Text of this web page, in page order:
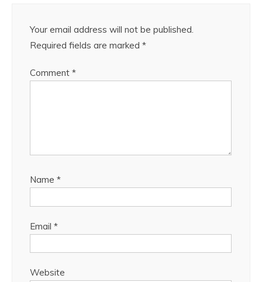
Your email address will not be published.
Required fields are marked *
Comment *
Name *
Email *
Website